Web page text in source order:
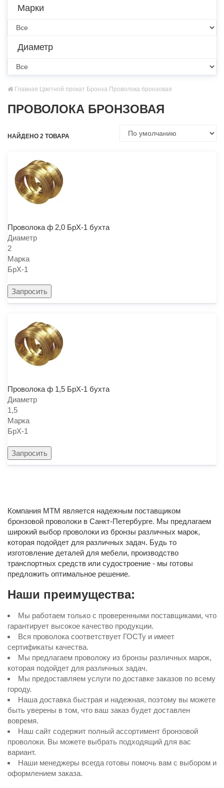
Марки
Диаметр
Главная Цветной прокат Бронза Проволока бронзовая
ПРОВОЛОКА БРОНЗОВАЯ
НАЙДЕНО 2 ТОВАРА
Проволока ф 2,0 БрХ-1 бухта
Диаметр
2
Марка
БрХ-1
Проволока ф 1,5 БрХ-1 бухта
Диаметр
1,5
Марка
БрХ-1
Компания МТМ является надежным поставщиком
бронзовой проволоки в Санкт-Петербурге. Мы предлагаем
широкий выбор проволоки из бронзы различных марок,
которая подойдет для различных задач. Будь то
изготовление деталей для мебели, производство
транспортных средств или судостроение - мы готовы
предложить оптимальное решение.
Наши преимущества:
Мы работаем только с проверенными поставщиками, что
гарантирует высокое качество продукции.
Вся проволока соответствует ГОСТу и имеет
сертификаты качества.
Мы предлагаем проволоку из бронзы различных марок,
которая подойдет для различных задач.
Мы предоставляем услуги по доставке заказов по всему
городу.
Наша доставка быстрая и надежная, поэтому вы можете
быть уверены в том, что ваш заказ будет доставлен
вовремя.
Наш сайт содержит полный ассортимент бронзовой
проволоки. Вы можете выбрать подходящий для вас
вариант.
Наши менеджеры всегда готовы помочь вам с выбором и
оформлением заказа.